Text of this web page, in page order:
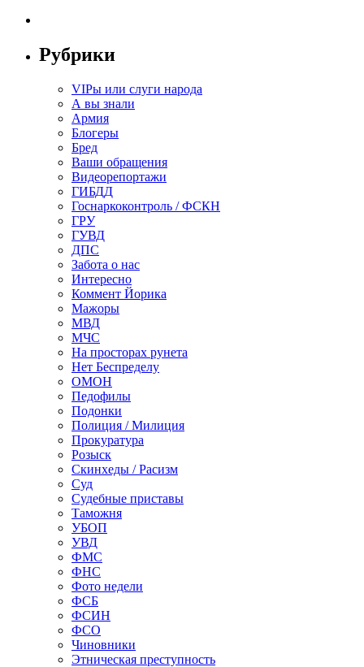
Рубрики
VIPы или слуги народа
А вы знали
Армия
Блогеры
Бред
Ваши обращения
Видеорепортажи
ГИБДД
Госнаркоконтроль / ФСКН
ГРУ
ГУВД
ДПС
Забота о нас
Интересно
Коммент Йорика
Мажоры
МВД
МЧС
На просторах рунета
Нет Беспределу
ОМОН
Педофилы
Подонки
Полиция / Милиция
Прокуратура
Розыск
Скинхеды / Расизм
Суд
Судебные приставы
Таможня
УБОП
УВД
ФМС
ФНС
Фото недели
ФСБ
ФСИН
ФСО
Чиновники
Этническая преступность